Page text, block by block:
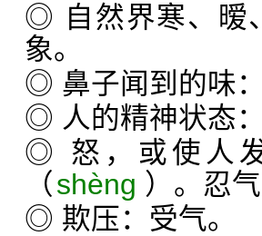
◎ 自然界寒、暧
象。
◎ 鼻子闻到的味
◎ 人的精神状态
◎ 怒，或使人
（shèng ）。忍气
◎ 欺压：受气。